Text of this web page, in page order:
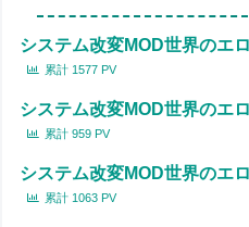
システム改変MOD世界のエ
累計 1577 PV
システム改変MOD世界のエ
累計 959 PV
システム改変MOD世界のエ
累計 1063 PV